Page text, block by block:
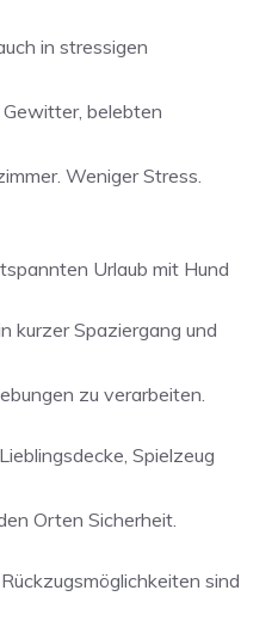
in stressigen
belebten
Weniger Stress.
Urlaub mit Hund
kurzer Spaziergang und
zu verarbeiten.
Spielzeug
Orten Sicherheit.
sind